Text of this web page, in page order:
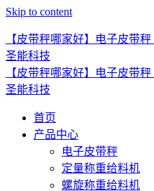
Skip to content
【皮带秤哪家好】电子皮带
圣能科技
【皮带秤哪家好】电子皮带
圣能科技
首页
产品中心
电子皮带秤
定量称重给料机
螺旋称重给料机